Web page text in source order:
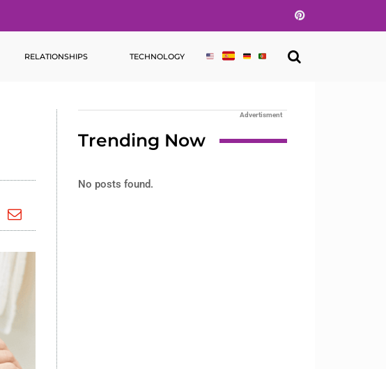
Pinterest
RELATIONSHIPS TECHNOLOGY
Advertisment
Trending Now
No posts found.